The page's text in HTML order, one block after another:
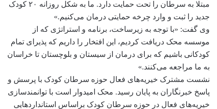
مبتلا به سرطان را تحت حمایت دارد. ما به شکل روزانه ۲۰ کودک
جدید را ثبت و وارد چرخه حمایتی درمان می‌کنیم.»
وی گفت: «با توجه به زیرساخت، برنامه و استراتژی که از
موسسه محک دریافت کردیم، این افتخار را داریم که پذیرای تمام
کودکانی باشیم که برای درمان از سیستان و بلوچستان تا خراسان
به ما مراجعه می‌کنند.»
نشست مشترک خیریه‌های فعال حوزه سرطان کودک با پرسش و
پاسخ خبرنگاران به پایان رسید. محک امیدوار است با توانمندسازی
خیریه‌های فعال در حوزه سرطان کودک براساس استانداردهایی